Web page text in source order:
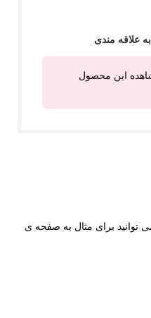
علاقه مندی
این محصول
توانید برای مثال به صفحه ی